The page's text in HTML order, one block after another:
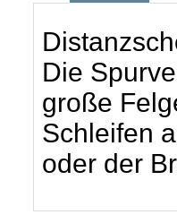
Die
große
Schleifen
oder der